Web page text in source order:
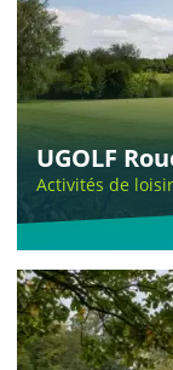
UGOLF
Activités de